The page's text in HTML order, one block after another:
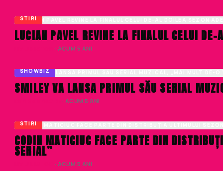
STIRI
LUCIAN PAVEL REVINE LA FINALUL CELUI
· ACUM 5 ANI
SHOWBIZ
SMILEY VA LANSA PRIMUL SĂU SERIAL
· ACUM 5 ANI
STIRI
CODIN MATICIUC FACE PARTE DIN
SERIAL”
· ACUM 5 ANI